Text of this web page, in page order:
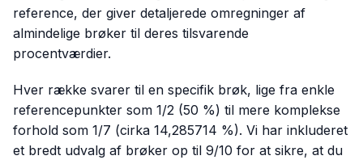
reference, der giver detaljerede omregninger af
almindelige brøker til deres tilsvarende
procentværdier.
Hver række svarer til en specifik brøk, lige fra enkle
referencepunkter som 1/2 (50 %) til mere komplekse
forhold som 1/7 (cirka 14,285714 %). Vi har inkluderet
et bredt udvalg af brøker op til 9/10 for at sikre, at du